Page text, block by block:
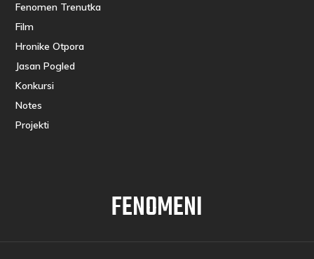
Fenomen Trenutka
Film
Hronike Otpora
Jasan Pogled
Konkursi
Notes
Projekti
FENOMENI